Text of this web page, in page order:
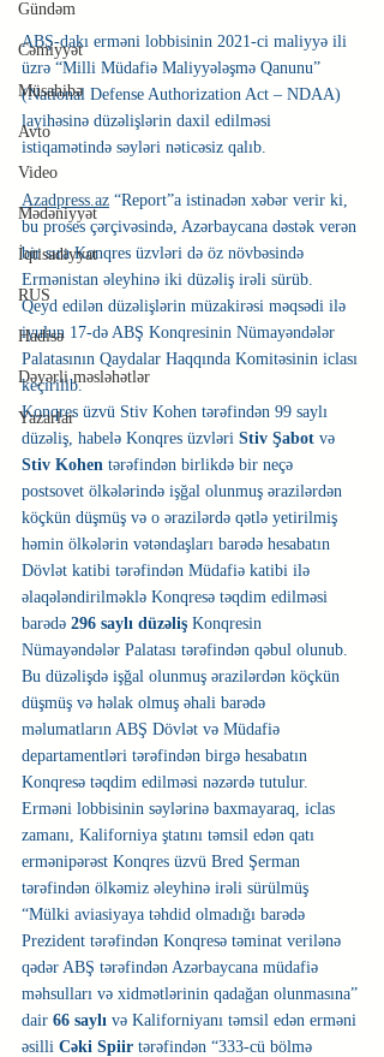
Gündəm
Cəmiyyət
Müsahibə
Avto
Video
Mədəniyyət
İqtisadiyyat
RUS
Hadisə
Dəyərli məsləhətlər
Yazarlar
ABŞ-dakı erməni lobbisinin 2021-ci maliyyə ili
üzrə “Milli Müdafiə Maliyyələşmə Qanunu”
(National Defense Authorization Act – NDAA)
layihəsinə düzəlişlərin daxil edilməsi
istiqamətində səyləri nəticəsiz qalıb.
Azadpress.az “Report”a istinadən xəbər verir ki,
bu proses çərçivəsində, Azərbaycana dəstək verən
bir sıra Konqres üzvləri də öz növbəsində
Ermənistan əleyhinə iki düzəliş irəli sürüb.
Qeyd edilən düzəlişlərin müzakirəsi məqsədi ilə
iyulun 17-də ABŞ Konqresinin Nümayəndələr
Palatasının Qaydalar Haqqında Komitəsinin iclası
keçirilib.
Konqres üzvü Stiv Kohen tərəfindən 99 saylı
düzəliş, habelə Konqres üzvləri Stiv Şabot və
Stiv Kohen tərəfindən birlikdə bir neçə
postsovet ölkələrində işğal olunmuş ərazilərdən
köçkün düşmüş və o ərazilərdə qətlə yetirilmiş
həmin ölkələrin vətəndaşları barədə hesabatın
Dövlət katibi tərəfindən Müdafiə katibi ilə
əlaqələndirilməklə Konqresə təqdim edilməsi
barədə 296 saylı düzəliş Konqresin
Nümayəndələr Palatası tərəfindən qəbul olunub.
Bu düzəlişdə işğal olunmuş ərazilərdən köçkün
düşmüş və həlak olmuş əhali barədə
məlumatların ABŞ Dövlət və Müdafiə
departamentləri tərəfindən birgə hesabatın
Konqresə təqdim edilməsi nəzərdə tutulur.
Erməni lobbisinin səylərinə baxmayaraq, iclas
zamanı, Kaliforniya ştatını təmsil edən qatı
ermənipərəst Konqres üzvü Bred Şerman
tərəfindən ölkəmiz əleyhinə irəli sürülmüş
“Mülki aviasiyaya təhdid olmadığı barədə
Prezident tərəfindən Konqresə təminat verilənə
qədər ABŞ tərəfindən Azərbaycana müdafiə
məhsulları və xidmətlərinin qadağan olunmasına”
dair 66 saylı və Kaliforniyanı təmsil edən erməni
əsilli Cəki Spiir tərəfindən “333-cü bölmə